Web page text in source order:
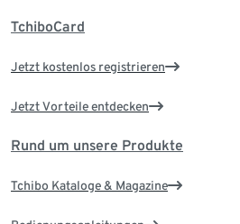
TchiboCard
Jetzt kostenlos registrieren
Jetzt Vorteile entdecken
Rund um unsere Produkte
Tchibo Kataloge & Magazine